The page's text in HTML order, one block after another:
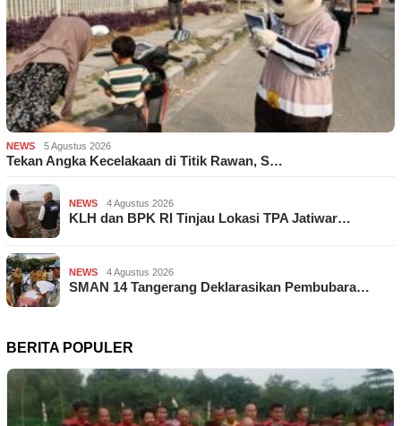
NEWS 5 Agustus 2026
Tekan Angka Kecelakaan di Titik Rawan, S…
NEWS 4 Agustus 2026
KLH dan BPK RI Tinjau Lokasi TPA Jatiwar…
NEWS 4 Agustus 2026
SMAN 14 Tangerang Deklarasikan Pembubara…
BERITA POPULER